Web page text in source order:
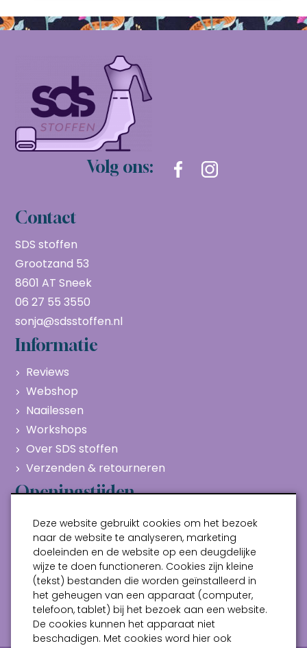
Volg ons:
Contact
SDS stoffen
Grootzand 53
8601 AT Sneek
06 27 55 3550
sonja@sdsstoffen.nl
Informatie
Reviews
Webshop
Naailessen
Workshops
Over SDS stoffen
Verzenden & retourneren
Openingstijden
Maandag
Gesloten
Dinsdag
10:00 - 17:00
Woensdag
10:00 - 17:00
Donderdag
10:00 - 17:00
Vrijdag
10:00 - 17:00
Zaterdag
10:00 - 17:00
Deze website gebruikt cookies om het bezoek
naar de website te analyseren, marketing
doeleinden en de website op een deugdelijke
wijze te doen functioneren. Cookies zijn kleine
(tekst) bestanden die worden geïnstalleerd in
het geheugen van een apparaat (computer,
telefoon, tablet) bij het bezoek aan een website.
De cookies kunnen het apparaat niet
beschadigen. Met cookies word hier ook